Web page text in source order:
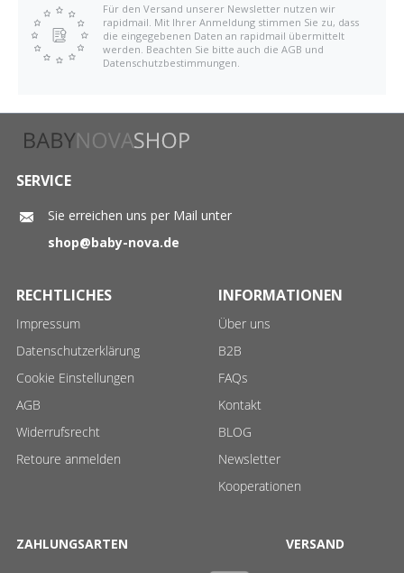
Für den Versand unserer Newsletter nutzen wir
rapidmail. Mit Ihrer Anmeldung stimmen Sie zu, dass
die eingegebenen Daten an rapidmail übermittelt
werden. Beachten Sie bitte auch die AGB und
Datenschutzbestimmungen.
SERVICE
Sie erreichen uns per Mail unter
shop@baby-nova.de
RECHTLICHES
Impressum
Datenschutzerklärung
Cookie Einstellungen
AGB
Widerrufsrecht
Retoure anmelden
INFORMATIONEN
Über uns
B2B
FAQs
Kontakt
BLOG
Newsletter
Kooperationen
ZAHLUNGSARTEN VERSAND